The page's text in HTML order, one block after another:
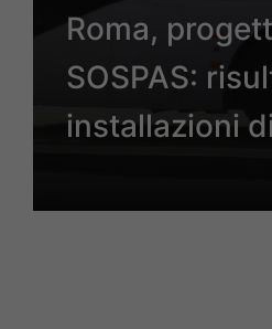
Roma,
SOSPAS:
installazioni